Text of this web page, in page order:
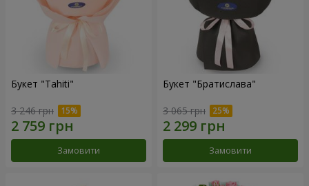
Букет "Tahiti"
3 246 грн
Замовити
Букет "Братислава"
3 065 грн
Замовити